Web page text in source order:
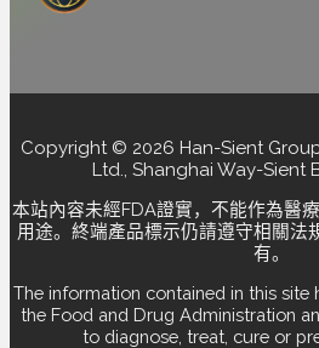
Copyright © 2026 Han-Sient
Ltd., Shanghai Way-Sient
本站內容未經FDA證實，不能作為醫
用途。終端產品標示仍請遵守相關法
有。
The information contained in this
the Food and Drug Administration
to diagnose, treat, cure or